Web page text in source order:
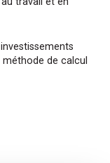
de calcul